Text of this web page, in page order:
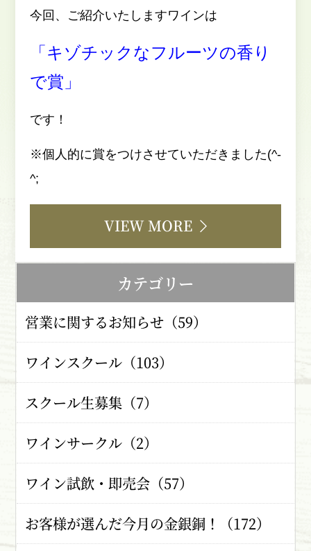
今回、ご紹介いたしますワインは
「キゾチックなフルーツの香り
で賞」
です！
※個人的に賞をつけさせていただきました(^-
^;
VIEW MORE
カテゴリー
営業に関するお知らせ（59）
ワインスクール（103）
スクール生募集（7）
ワインサークル（2）
ワイン試飲・即売会（57）
お客様が選んだ今月の金銀銅！（172）